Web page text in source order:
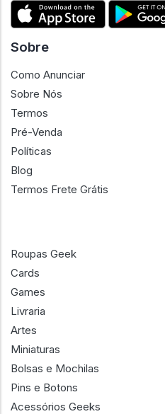
Sobre
Como Anunciar
Sobre Nós
Termos
Pré-Venda
Políticas
Blog
Termos Frete Grátis
Roupas Geek
Cards
Games
Livraria
Artes
Miniaturas
Bolsas e Mochilas
Pins e Botons
Acessórios Geeks